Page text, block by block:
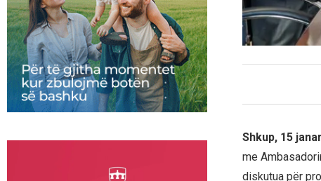
Shkup, 15
me
diskutua për